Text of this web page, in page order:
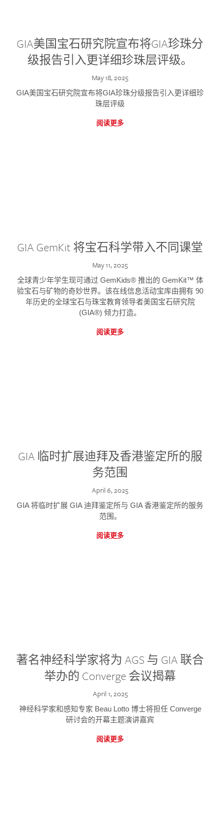
GIA美国宝石研究院宣布将GIA珍珠分
级报告引入更详细珍珠层评级。
May 18, 2025
GIA美国宝石研究院宣布将GIA珍珠分级报告引入更详细珍
珠层评级
阅读更多
GIA GemKit 将宝石科学带入不同课堂
May 11, 2025
全球青少年学生现可通过 GemKids® 推出的 GemKit™ 体
验宝石与矿物的奇妙世界。该在线信息活动宝库由拥有 90
年历史的全球宝石与珠宝教育领导者美国宝石研究院
(GIA®) 倾力打造。
阅读更多
GIA 临时扩展迪拜及香港鉴定所的服
务范围
April 6, 2025
GIA 将临时扩展 GIA 迪拜鉴定所与 GIA 香港鉴定所的服务
范围。
阅读更多
著名神经科学家将为 AGS 与 GIA 联合
举办的 Converge 会议揭幕
April 1, 2025
神经科学家和感知专家 Beau Lotto 博士将担任 Converge
研讨会的开幕主题演讲嘉宾
阅读更多